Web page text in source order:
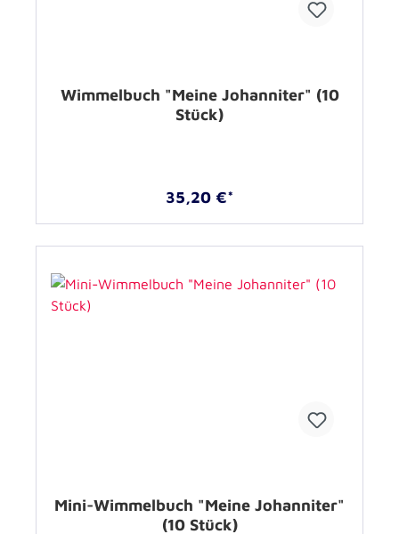
Wimmelbuch "Meine Johanniter" (10
Stück)
35,20 €*
Mini-Wimmelbuch "Meine Johanniter"
(10 Stück)